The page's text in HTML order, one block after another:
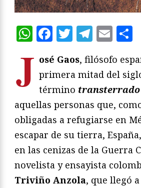
WhatsApp
Facebook
Twitter
J osé Gaos, filósofo
primera mitad del
término transterrado
aquellas personas que,
obligadas a refugiarse en
escapar de su tierra,
en las cenizas de la Guerra
novelista y ensayista
Triviño Anzola, que llegó